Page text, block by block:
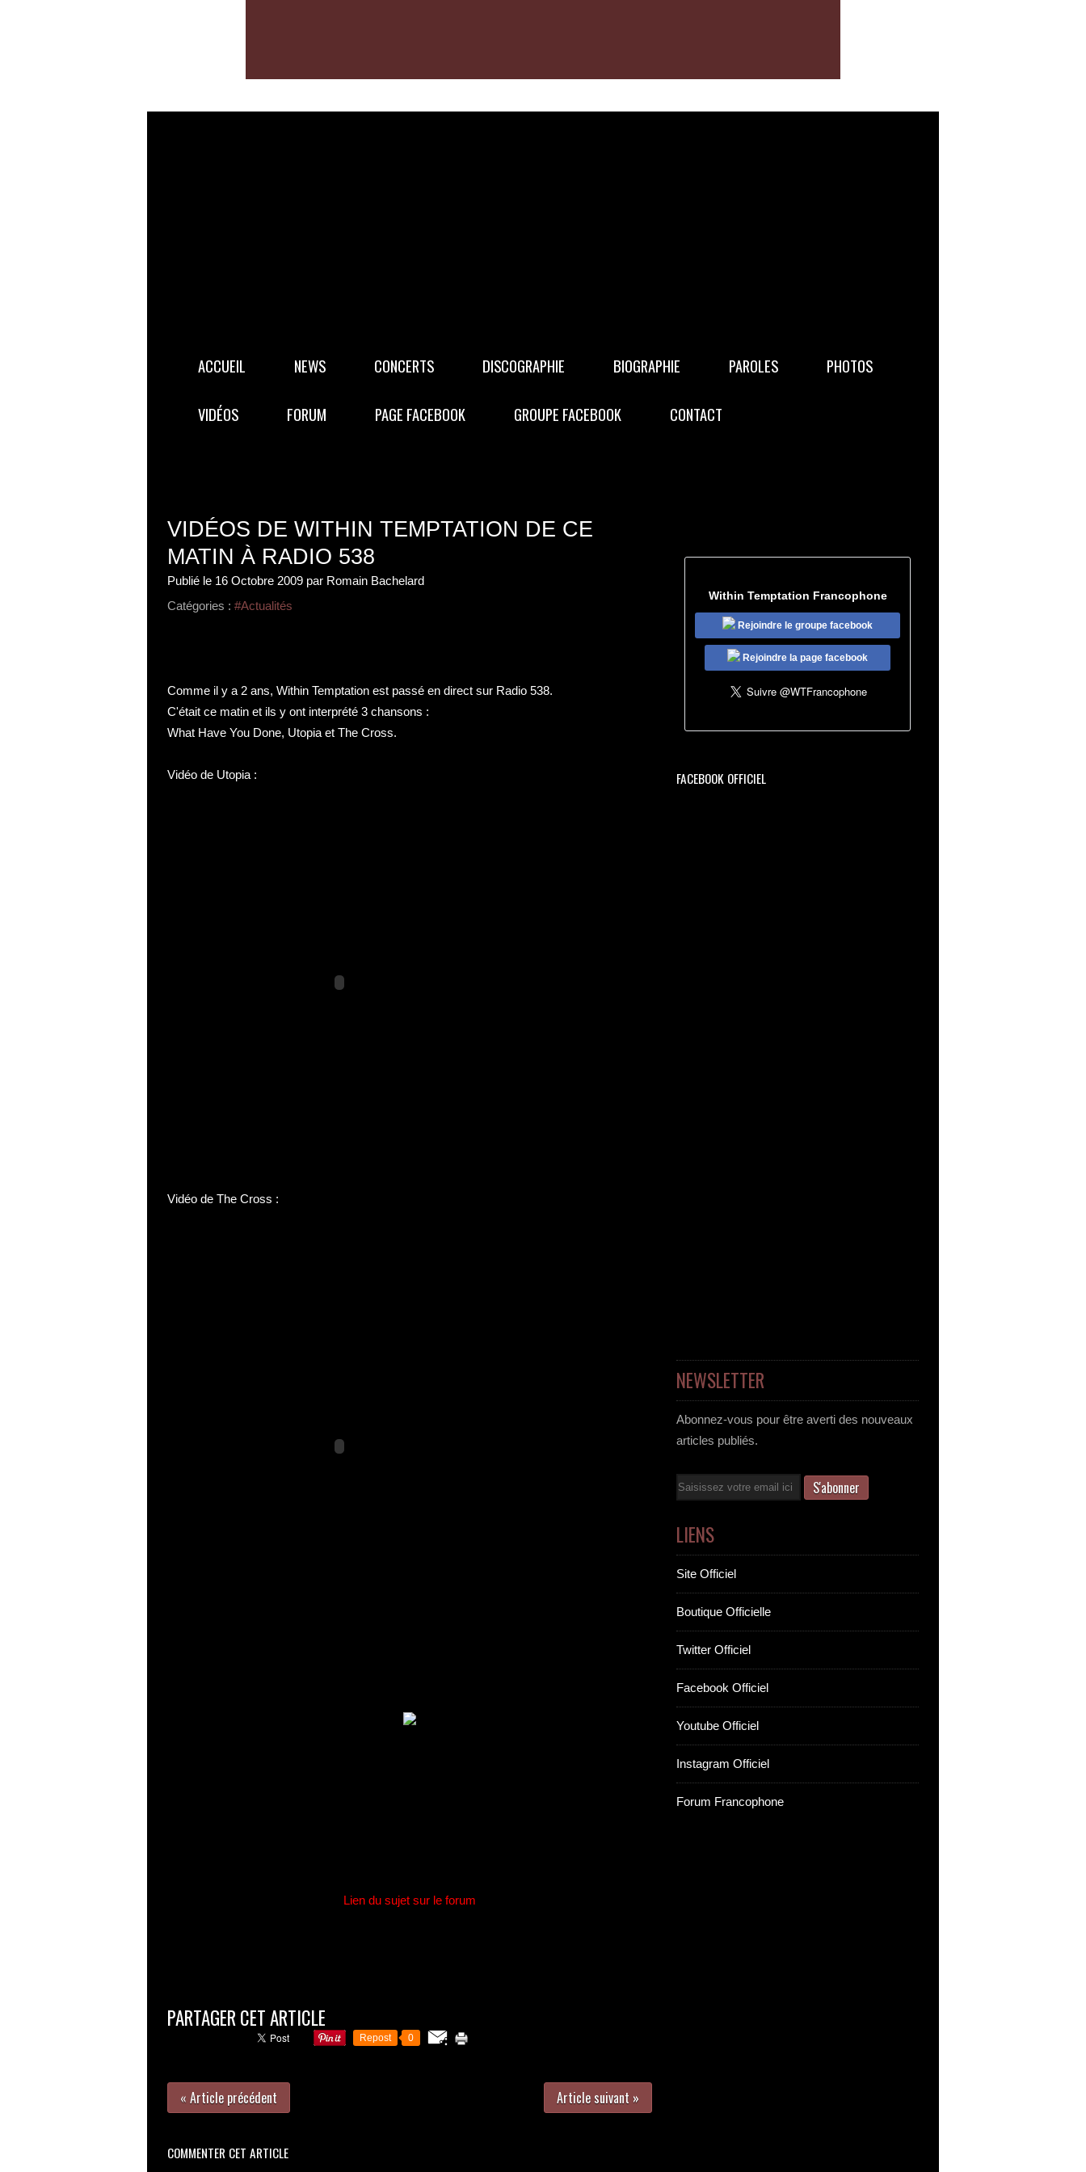
ACCUEIL NEWS CONCERTS DISCOGRAPHIE BIOGRAPHIE PAROLES PHOTOS
VIDÉOS FORUM PAGE FACEBOOK GROUPE FACEBOOK CONTACT
VIDÉOS DE WITHIN TEMPTATION DE CE
MATIN À RADIO 538
Publié le 16 Octobre 2009 par Romain Bachelard
Catégories : #Actualités
Comme il y a 2 ans, Within Temptation est passé en direct sur Radio 538.
C'était ce matin et ils y ont interprété 3 chansons :
What Have You Done, Utopia et The Cross.
Vidéo de Utopia :
Vidéo de The Cross :
Lien du sujet sur le forum
PARTAGER CET ARTICLE
Repost 0
« Article précédent Article suivant »
COMMENTER CET ARTICLE
Within Temptation Francophone
Rejoindre le groupe facebook
Rejoindre la page facebook
FACEBOOK OFFICIEL
NEWSLETTER
Abonnez-vous pour être averti des nouveaux
articles publiés.
Email
LIENS
Site Officiel
Boutique Officielle
Twitter Officiel
Facebook Officiel
Youtube Officiel
Instagram Officiel
Forum Francophone